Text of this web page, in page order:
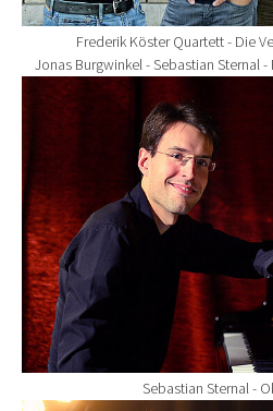
Frederik Köster Quartett - Die
Jonas Burgwinkel - Sebastian Sternal
Show larger version for:
Sebastian Sternal -